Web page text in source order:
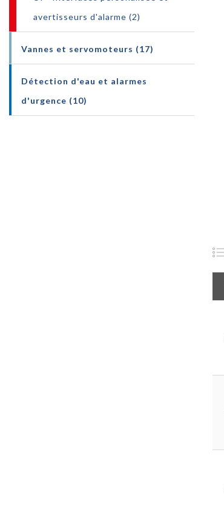
avertisseurs d'alarme (2)
Vannes et servomoteurs (17)
Détection d'eau et alarmes
d'urgence (10)